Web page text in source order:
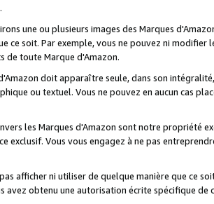
une ou plusieurs images des Marques
ce soit. Par exemple, vous ne pouvez ni
de toute Marque d'Amazon.
doit apparaître seule, dans son
ou textuel. Vous ne pouvez en aucun cas
les Marques d'Amazon sont notre propriété
exclusif. Vous vous engagez à ne pas
afficher ni utiliser de quelque manière que ce
avez obtenu une autorisation écrite spécifique de